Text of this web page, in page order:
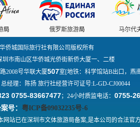
局 俄罗斯旅游局 马尔代
侨城国际旅行社有限公司版权所有
圳市南山区华侨城光侨街新侨大厦一、二楼
2008号华联大厦507室[地铁：科学馆站B出口，燕
经理：陈扬 旅行社经营许可证号:L-GD-CJ00044
0755-83667477；24小时质监电话： 0755-
号： 粤ICP备09032235号-6
站已在深圳市文体旅游局备案,是本公司的合法官